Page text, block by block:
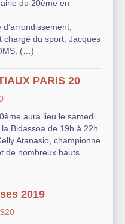
du 20ème en
chargé du sport, Jacques
(…)
PARIS 20
aura lieu le samedi
Bidassoa de 19h à 22h.
Atanasio, championne
de nombreux hauts
2019